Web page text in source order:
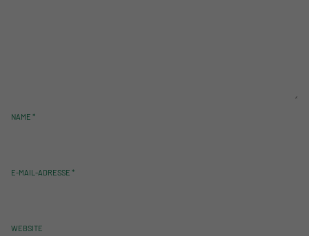
NAME *
E-MAIL-ADRESSE *
WEBSITE